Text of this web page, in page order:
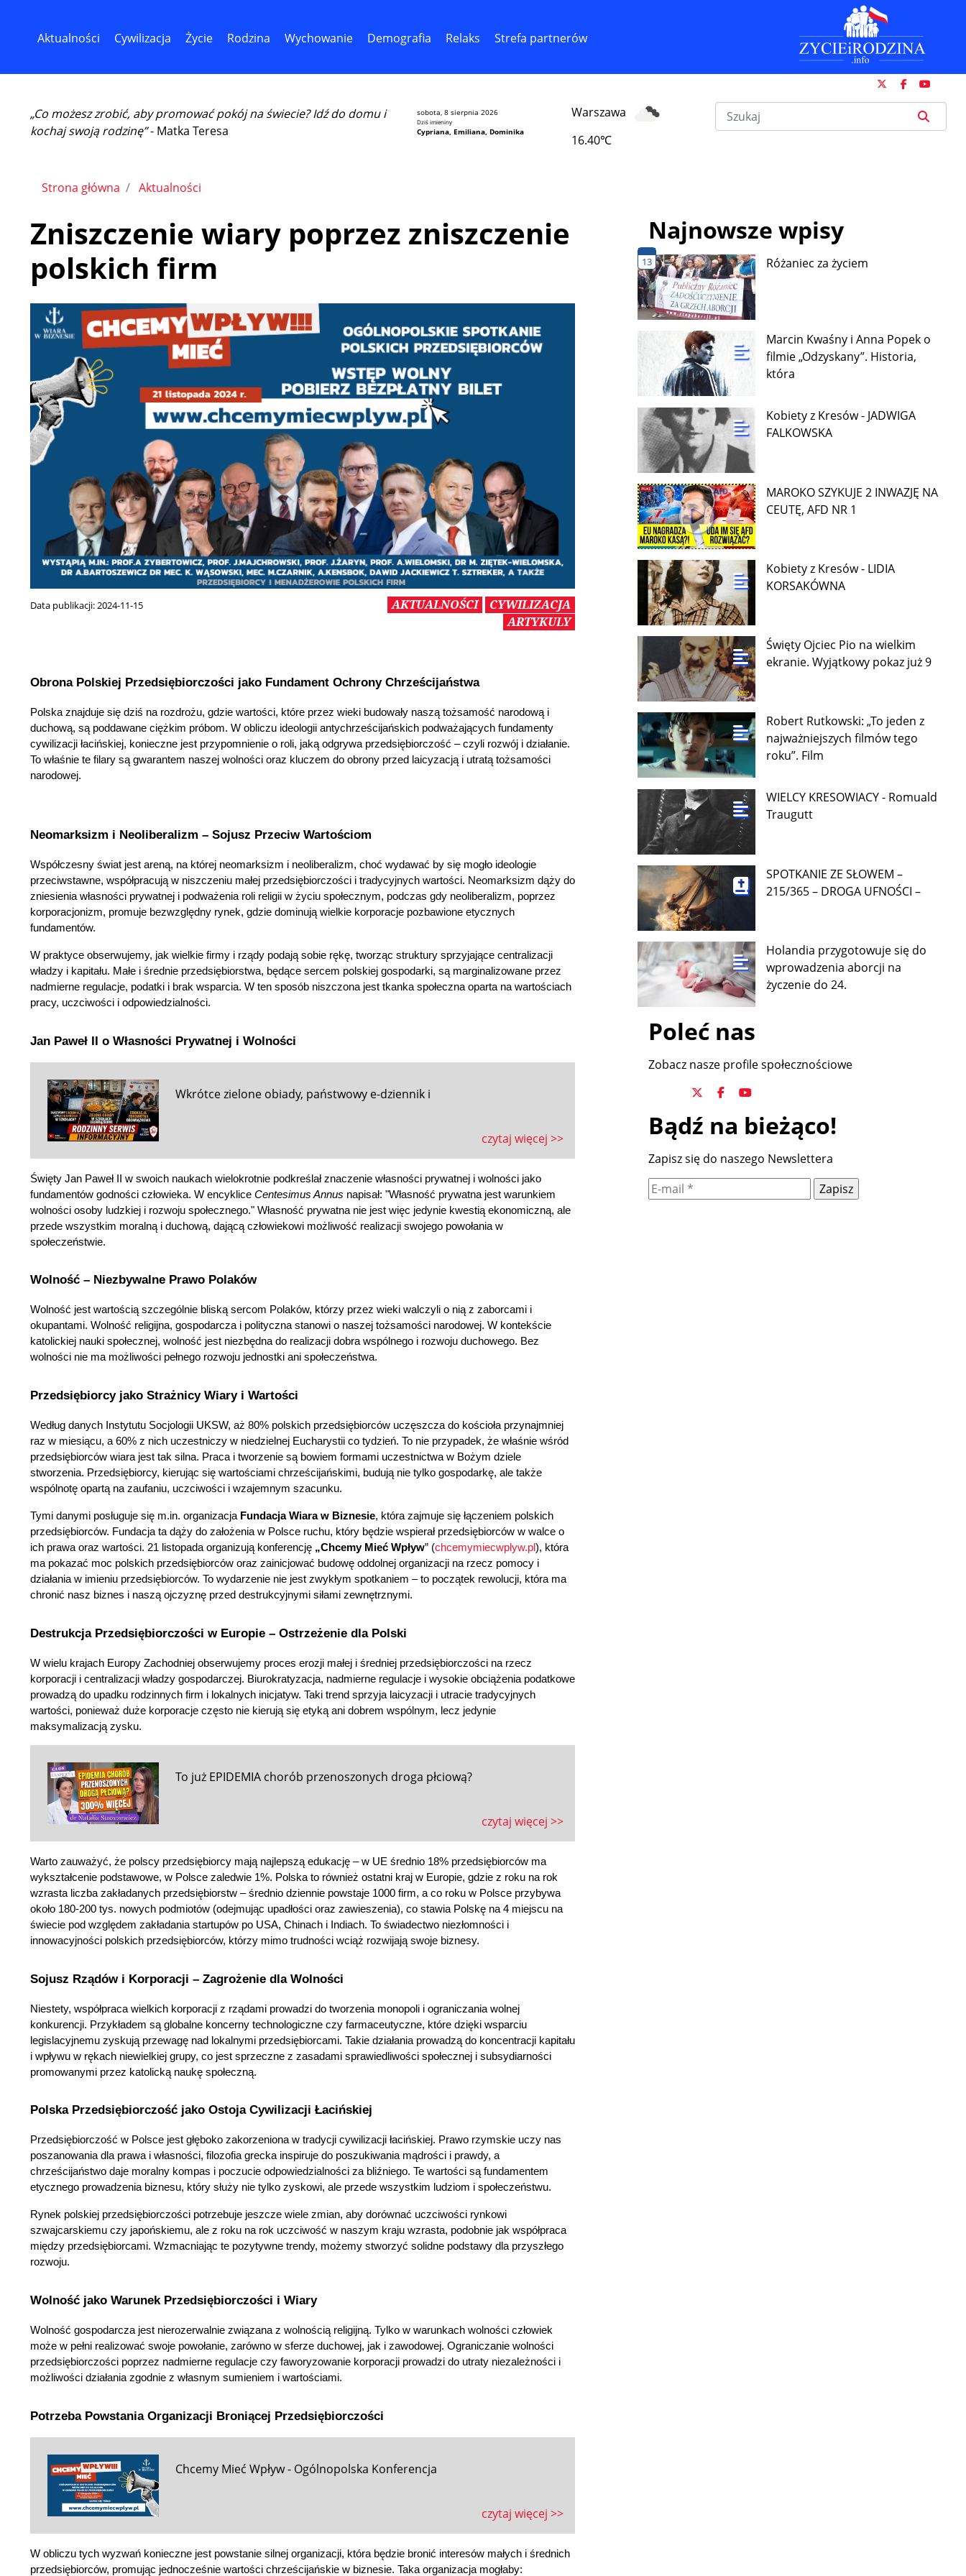
Aktualności Cywilizacja Życie Rodzina Wychowanie Demografia Relaks Strefa partnerów
„Co możesz zrobić, aby promować pokój na świecie? Idź do domu i
kochaj swoją rodzinę”- Matka Teresa
sobota, 8 sierpnia 2026
Dziś imieniny
Cypriana, Emiliana, Dominika
Warszawa
16.40℃
Strona główna Aktualności
Zniszczenie wiary poprzez zniszczenie
polskich firm
Data publikacji:2024-11-15 AKTUALNOŚCI
CYWILIZACJA
ARTYKULY
Obrona Polskiej Przedsiębiorczości jako Fundament Ochrony Chrześcijaństwa
Polska znajduje się dziś na rozdrożu, gdzie wartości, które przez wieki budowały naszą tożsamość narodową i
duchową, są poddawane ciężkim próbom. W obliczu ideologii antychrześcijańskich podważających fundamenty
cywilizacji łacińskiej, konieczne jest przypomnienie o roli, jaką odgrywa przedsiębiorczość – czyli rozwój i działanie.
To właśnie te filary są gwarantem naszej wolności oraz kluczem do obrony przed laicyzacją i utratą tożsamości
narodowej.
Neomarksizm i Neoliberalizm – Sojusz Przeciw Wartościom
Współczesny świat jest areną, na której neomarksizm i neoliberalizm, choć wydawać by się mogło ideologie
przeciwstawne, współpracują w niszczeniu małej przedsiębiorczości i tradycyjnych wartości. Neomarksizm dąży do
zniesienia własności prywatnej i podważenia roli religii w życiu społecznym, podczas gdy neoliberalizm, poprzez
korporacjonizm, promuje bezwzględny rynek, gdzie dominują wielkie korporacje pozbawione etycznych
fundamentów.
W praktyce obserwujemy, jak wielkie firmy i rządy podają sobie rękę, tworząc struktury sprzyjające centralizacji
władzy i kapitału. Małe i średnie przedsiębiorstwa, będące sercem polskiej gospodarki, są marginalizowane przez
nadmierne regulacje, podatki i brak wsparcia. W ten sposób niszczona jest tkanka społeczna oparta na wartościach
pracy, uczciwości i odpowiedzialności.
Jan Paweł II o Własności Prywatnej i Wolności
Wkrótce zielone obiady, państwowy e-dziennik i
czytaj więcej >>
Święty Jan Paweł II w swoich naukach wielokrotnie podkreślał znaczenie własności prywatnej i wolności jako
fundamentów godności człowieka. W encyklice Centesimus Annus napisał: "Własność prywatna jest warunkiem
wolności osoby ludzkiej i rozwoju społecznego." Własność prywatna nie jest więc jedynie kwestią ekonomiczną, ale
przede wszystkim moralną i duchową, dającą człowiekowi możliwość realizacji swojego powołania w
społeczeństwie.
Wolność – Niezbywalne Prawo Polaków
Wolność jest wartością szczególnie bliską sercom Polaków, którzy przez wieki walczyli o nią z zaborcami i
okupantami. Wolność religijna, gospodarcza i polityczna stanowi o naszej tożsamości narodowej. W kontekście
katolickiej nauki społecznej, wolność jest niezbędna do realizacji dobra wspólnego i rozwoju duchowego. Bez
wolności nie ma możliwości pełnego rozwoju jednostki ani społeczeństwa.
Przedsiębiorcy jako Strażnicy Wiary i Wartości
Według danych Instytutu Socjologii UKSW, aż 80% polskich przedsiębiorców uczęszcza do kościoła przynajmniej
raz w miesiącu, a 60% z nich uczestniczy w niedzielnej Eucharystii co tydzień. To nie przypadek, że właśnie wśród
przedsiębiorców wiara jest tak silna. Praca i tworzenie są bowiem formami uczestnictwa w Bożym dziele
stworzenia. Przedsiębiorcy, kierując się wartościami chrześcijańskimi, budują nie tylko gospodarkę, ale także
wspólnotę opartą na zaufaniu, uczciwości i wzajemnym szacunku.
Tymi danymi posługuje się m.in. organizacja Fundacja Wiara w Biznesie, która zajmuje się łączeniem polskich
przedsiębiorców. Fundacja ta dąży do założenia w Polsce ruchu, który będzie wspierał przedsiębiorców w walce o
ich prawa oraz wartości. 21 listopada organizują konferencję „Chcemy Mieć Wpływ” (chcemymiecwplyw.pl), która
ma pokazać moc polskich przedsiębiorców oraz zainicjować budowę oddolnej organizacji na rzecz pomocy i
działania w imieniu przedsiębiorców. To wydarzenie nie jest zwykłym spotkaniem – to początek rewolucji, która ma
chronić nasz biznes i naszą ojczyznę przed destrukcyjnymi siłami zewnętrznymi.
Destrukcja Przedsiębiorczości w Europie – Ostrzeżenie dla Polski
W wielu krajach Europy Zachodniej obserwujemy proces erozji małej i średniej przedsiębiorczości na rzecz
korporacji i centralizacji władzy gospodarczej. Biurokratyzacja, nadmierne regulacje i wysokie obciążenia podatkowe
prowadzą do upadku rodzinnych firm i lokalnych inicjatyw. Taki trend sprzyja laicyzacji i utracie tradycyjnych
wartości, ponieważ duże korporacje często nie kierują się etyką ani dobrem wspólnym, lecz jedynie
maksymalizacją zysku.
To już EPIDEMIA chorób przenoszonych droga płciową?
czytaj więcej >>
Warto zauważyć, że polscy przedsiębiorcy mają najlepszą edukację – w UE średnio 18% przedsiębiorców ma
wykształcenie podstawowe, w Polsce zaledwie 1%. Polska to również ostatni kraj w Europie, gdzie z roku na rok
wzrasta liczba zakładanych przedsiębiorstw – średnio dziennie powstaje 1000 firm, a co roku w Polsce przybywa
około 180-200 tys. nowych podmiotów (odejmując upadłości oraz zawieszenia), co stawia Polskę na 4 miejscu na
świecie pod względem zakładania startupów po USA, Chinach i Indiach. To świadectwo niezłomności i
innowacyjności polskich przedsiębiorców, którzy mimo trudności wciąż rozwijają swoje biznesy.
Sojusz Rządów i Korporacji – Zagrożenie dla Wolności
Niestety, współpraca wielkich korporacji z rządami prowadzi do tworzenia monopoli i ograniczania wolnej
konkurencji. Przykładem są globalne koncerny technologiczne czy farmaceutyczne, które dzięki wsparciu
legislacyjnemu zyskują przewagę nad lokalnymi przedsiębiorcami. Takie działania prowadzą do koncentracji kapitału
i wpływu w rękach niewielkiej grupy, co jest sprzeczne z zasadami sprawiedliwości społecznej i subsydiarności
promowanymi przez katolicką naukę społeczną.
Polska Przedsiębiorczość jako Ostoja Cywilizacji Łacińskiej
Przedsiębiorczość w Polsce jest głęboko zakorzeniona w tradycji cywilizacji łacińskiej. Prawo rzymskie uczy nas
poszanowania dla prawa i własności, filozofia grecka inspiruje do poszukiwania mądrości i prawdy, a
chrześcijaństwo daje moralny kompas i poczucie odpowiedzialności za bliźniego. Te wartości są fundamentem
etycznego prowadzenia biznesu, który służy nie tylko zyskowi, ale przede wszystkim ludziom i społeczeństwu.
Rynek polskiej przedsiębiorczości potrzebuje jeszcze wiele zmian, aby dorównać uczciwości rynkowi
szwajcarskiemu czy japońskiemu, ale z roku na rok uczciwość w naszym kraju wzrasta, podobnie jak współpraca
między przedsiębiorcami. Wzmacniając te pozytywne trendy, możemy stworzyć solidne podstawy dla przyszłego
rozwoju.
Wolność jako Warunek Przedsiębiorczości i Wiary
Wolność gospodarcza jest nierozerwalnie związana z wolnością religijną. Tylko w warunkach wolności człowiek
może w pełni realizować swoje powołanie, zarówno w sferze duchowej, jak i zawodowej. Ograniczanie wolności
przedsiębiorczości poprzez nadmierne regulacje czy faworyzowanie korporacji prowadzi do utraty niezależności i
możliwości działania zgodnie z własnym sumieniem i wartościami.
Potrzeba Powstania Organizacji Broniącej Przedsiębiorczości
Chcemy Mieć Wpływ - Ogólnopolska Konferencja
czytaj więcej >>
W obliczu tych wyzwań konieczne jest powstanie silnej organizacji, która będzie bronić interesów małych i średnich
przedsiębiorców, promując jednocześnie wartości chrześcijańskie w biznesie. Taka organizacja mogłaby:
Najnowsze wpisy
13 Różaniec za życiem
Marcin Kwaśny i Anna Popek o
filmie „Odzyskany”. Historia,
która
Kobiety z Kresów - JADWIGA
FALKOWSKA
MAROKO SZYKUJE 2 INWAZJĘ NA
CEUTĘ, AFD NR 1
Kobiety z Kresów - LIDIA
KORSAKÓWNA
Święty Ojciec Pio na wielkim
ekranie. Wyjątkowy pokaz już 9
Robert Rutkowski: „To jeden z
najważniejszych filmów tego
roku”. Film
WIELCY KRESOWIACY - Romuald
Traugutt
SPOTKANIE ZE SŁOWEM –
215/365 – DROGA UFNOŚCI –
Holandia przygotowuje się do
wprowadzenia aborcji na
życzenie do 24.
Poleć nas
Zobacz nasze profile społecznościowe
Bądź na bieżąco!
Zapisz się do naszego Newslettera